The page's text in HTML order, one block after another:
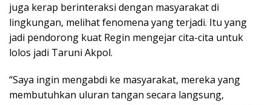
juga kerap berinteraksi dengan masyarakat di
lingkungan, melihat fenomena yang terjadi. Itu yang
jadi pendorong kuat Regin mengejar cita-cita untuk
lolos jadi Taruni Akpol.
“Saya ingin mengabdi ke masyarakat, mereka yang
membutuhkan uluran tangan secara langsung,